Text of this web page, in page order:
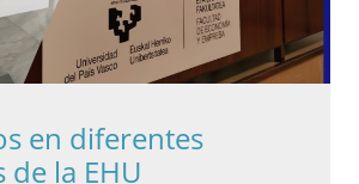
en diferentes
la EHU